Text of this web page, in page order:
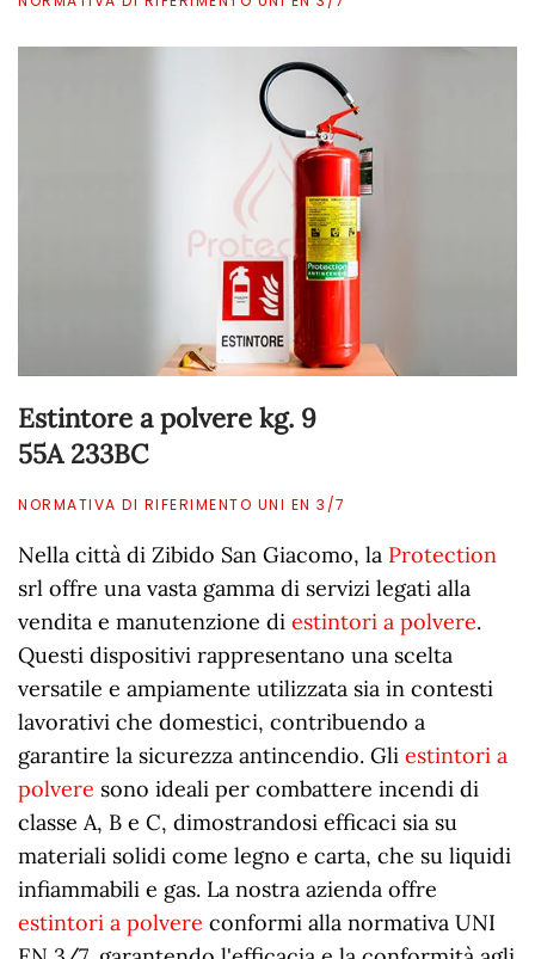
Estintore a polvere kg. 9
55A 233BC
NORMATIVA DI RIFERIMENTO UNI EN 3/7
Nella città di Zibido San Giacomo, la Protection
srl offre una vasta gamma di servizi legati alla
vendita e manutenzione di estintori a polvere.
Questi dispositivi rappresentano una scelta
versatile e ampiamente utilizzata sia in contesti
lavorativi che domestici, contribuendo a
garantire la sicurezza antincendio. Gli estintori a
polvere sono ideali per combattere incendi di
classe A, B e C, dimostrandosi efficaci sia su
materiali solidi come legno e carta, che su liquidi
infiammabili e gas. La nostra azienda offre
estintori a polvere conformi alla normativa UNI